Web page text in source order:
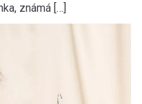
známá […]